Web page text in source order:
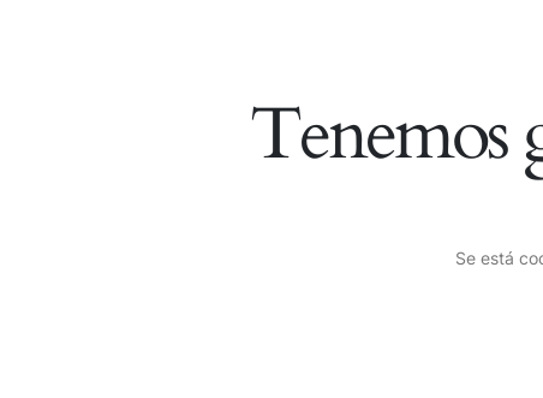
Tenemos
Se está